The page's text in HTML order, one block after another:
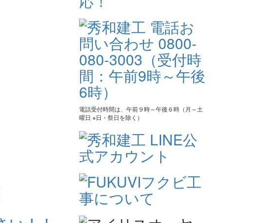
電話受付時間は、午前９時～午後６時（月～土
曜日 ※日・祭日を除く）